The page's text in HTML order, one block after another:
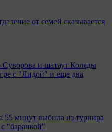
от семей сказывается
и шатаут Коляды
с "Лидой" и еще два
55 минут выбила из турнира
"баранкой"